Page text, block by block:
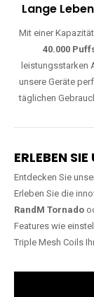
Lange
Mit einer
40.000
leistungsstarken
unsere Geräte
täglichen
ERLEBEN
Entdecken Sie
Erleben Sie die
RandM Tornado
Features wie
Triple Mesh Coils